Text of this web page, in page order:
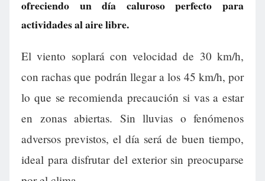
ofreciendo un día caluroso perfecto para
actividades al aire libre.
El viento soplará con velocidad de 30 km/h,
con rachas que podrán llegar a los 45 km/h, por
lo que se recomienda precaución si vas a estar
en zonas abiertas. Sin lluvias o fenómenos
adversos previstos, el día será de buen tiempo,
ideal para disfrutar del exterior sin preocuparse